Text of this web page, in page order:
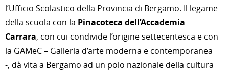
l’Ufficio Scolastico della Provincia di Bergamo. Il legame
della scuola con la Pinacoteca dell’Accademia
Carrara, con cui condivide l’origine settecentesca e con
la GAMeC – Galleria d’arte moderna e contemporanea
-, dà vita a Bergamo ad un polo nazionale della cultura